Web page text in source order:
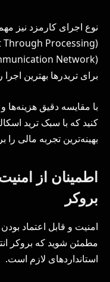
نوع اجرای کارمزد نیز
برای تریدرها بهترین اجرا
با مقایسه دقیق هزینه‌ها
کنید که با سبک ترید
بهینه‌ترین تجربه مالی را
اطمینان از
بروکر
امنیت و قابل اعتماد
مطمئن شوید که بروکر
استانداردهای لازم است.